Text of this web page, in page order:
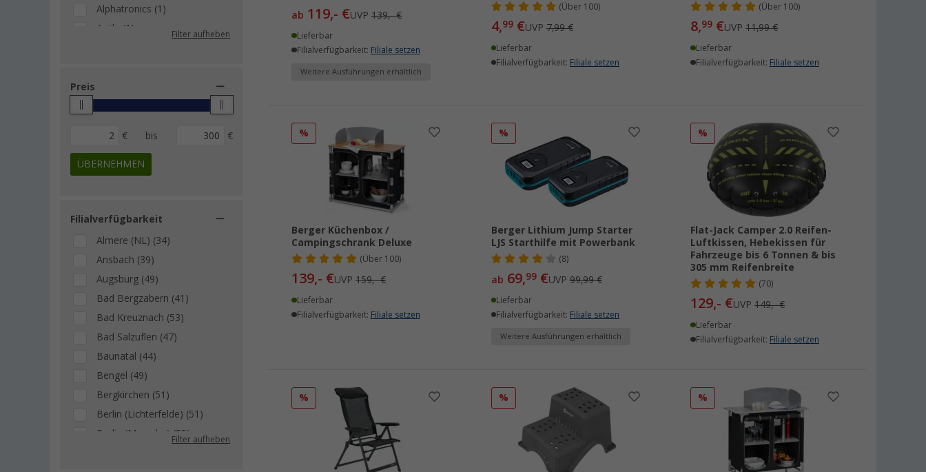
Alphatronics (1)
Aqiila (1)
Blome (1)
KingCamp (1)
Purvario by Dörr (1)
Westfield (1)
Filter aufheben
Preis
€ bis €
ÜBERNEHMEN
Filialverfügbarkeit
Almere (NL) (34)
Ansbach (39)
Augsburg (49)
Bad Bergzabern (41)
Bad Kreuznach (53)
Bad Salzuflen (47)
Baunatal (44)
Bengel (49)
Bergkirchen (51)
Berlin (Lichterfelde) (51)
Berlin (Marzahn) (55)
Filter aufheben
ab 119,- €UVP139,- €
Lieferbar
Filialverfügbarkeit: Filiale setzen
Weitere Ausführungen erhältlich
(Über 100)
4,99€UVP7,99 €
Lieferbar
Filialverfügbarkeit: Filiale setzen
(Über100)
8,99 €UVP11,99 €
Lieferbar
Filialverfügbarkeit: Filiale setzen
%
Berger Küchenbox /
Campingschrank Deluxe
(Über100)
139,- €UVP159,- €
Lieferbar
Filialverfügbarkeit: Filiale setzen
%
Berger Lithium Jump Starter
LJS Starthilfe mit Powerbank
(8)
ab 69,99€UVP99,99 €
Lieferbar
Filialverfügbarkeit: Filiale setzen
Weitere Ausführungen erhältlich
%
Flat-Jack Camper 2.0 Reifen-
Luftkissen, Hebekissen für
Fahrzeuge bis 6 Tonnen & bis
305 mm Reifenbreite
(70)
129,- €UVP149,- €
Lieferbar
Filialverfügbarkeit: Filiale setzen
% % %